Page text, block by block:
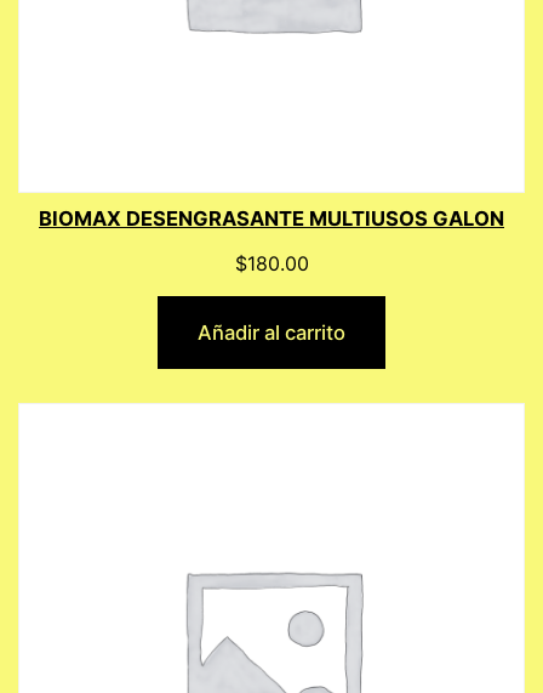
BIOMAX DESENGRASANTE MULTIUSOS GALON
$180.00
Añadir al carrito